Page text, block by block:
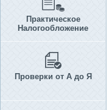
Практическое
Налогообложение
Проверки от А до Я